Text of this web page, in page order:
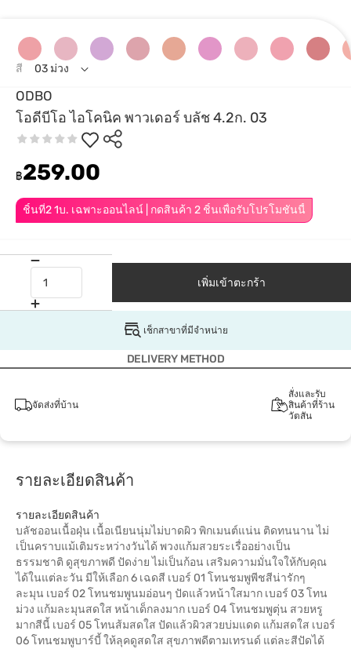
ODBO
โอดีบีโอ ไอโคนิค พาวเดอร์ บลัช 4.2ก. 03
ชิ้นที่2 1บ. เฉพาะออนไลน์ | กดสินค้า 2 ชิ้นเพื่อรับโปรโมชันนี้
฿259.00
สี 03 ม่วง
เพิ่มเข้าตะกร้า
เช็กสาขาที่มีจำหน่าย
DELIVERY METHOD
จัดส่งที่บ้าน
สั่งและรับ
สินค้าที่ร้าน
วัตสัน
รายละเอียดสินค้า
รายละเอียดสินค้า
บลัชออนเนื้อฝุ่น เนื้อเนียนนุ่มไม่บาดผิว พิกเมนต์แน่น ติดทนนาน ไม่
เป็นคราบแม้เติมระหว่างวันได้ พวงแก้มสวยระเรื่ออย่างเป็น
ธรรมชาติ ดูสุขภาพดี ปัดง่าย ไม่เป็นก้อน เสริมความมั่นใจให้กับคุณ
ได้ในแต่ละวัน มีให้เลือก 6 เฉดสี เบอร์ 01 โทนชมพูพีชสีน่ารักๆ
ละมุน เบอร์ 02 โทนชมพูนมอ่อนๆ ปัดแล้วหน้าใสมาก เบอร์ 03 โทน
ม่วง แก้มละมุนสดใส หน้าเด็กลงมาก เบอร์ 04 โทนชมพูตุ่น สวยหรู
มากสีนี้ เบอร์ 05 โทนส้มสดใส ปัดแล้วผิวสวยบ่มแดด แก้มสดใส เบอร์
06 โทนชมพูบาร์บี้ ให้ลุคดูสดใส สุขภาพดีตามเทรนด์ แต่ละสีปัดได้